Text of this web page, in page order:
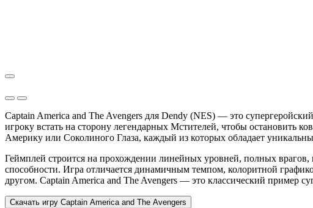
Captain America and The Avengers для Dendy (NES) — это
игроку встать на сторону легендарных Мстителей, чтобы остановить
Америку или Соколиного Глаза, каждый из которых обладает
Геймплей строится на прохождении линейных уровней, полных врагов,
способности. Игра отличается динамичным темпом, колоритной
другом. Captain America and The Avengers — это классический пример
Скачать игру Captain America and The Avengers